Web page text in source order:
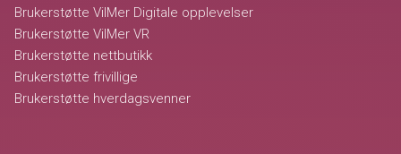
Brukerstøtte VilMer Digitale opplevelser
Brukerstøtte VilMer VR
Brukerstøtte nettbutikk
Brukerstøtte frivillige
Brukerstøtte hverdagsvenner